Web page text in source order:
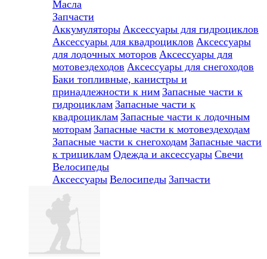
Масла
Запчасти
Аккумуляторы Аксессуары для гидроциклов
Аксессуары для квадроциклов Аксессуары
для лодочных моторов Аксессуары для
мотовездеходов Аксессуары для снегоходов
Баки топливные, канистры и
принадлежности к ним Запасные части к
гидроциклам Запасные части к
квадроциклам Запасные части к лодочным
моторам Запасные части к мотовездеходам
Запасные части к снегоходам Запасные части
к трициклам Одежда и аксессуары Свечи
Велосипеды
Аксессуары Велосипеды Запчасти